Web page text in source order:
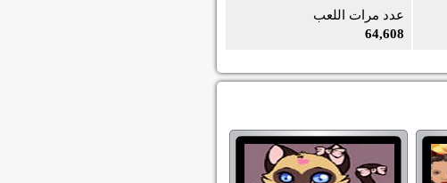
عدد مرات اللعب
64,608